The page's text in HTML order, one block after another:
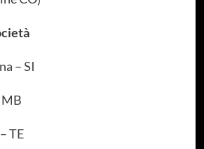
– SI
MB
TE